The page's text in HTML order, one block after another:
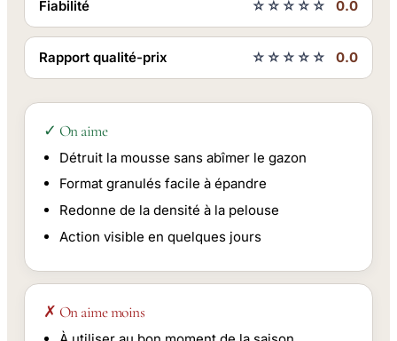
Fiabilité ☆☆☆☆☆ 0.0
Rapport qualité-prix ☆☆☆☆☆ 0.0
✓ On aime
Détruit la mousse sans abîmer le gazon
Format granulés facile à épandre
Redonne de la densité à la pelouse
Action visible en quelques jours
✗ On aime moins